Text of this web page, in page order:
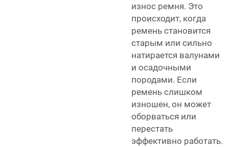
износ ремня. Это
происходит, когда
ремень становится
старым или сильно
натирается валунами
и осадочными
породами. Если
ремень слишком
изношен, он может
оборваться или
перестать
эффективно работать.